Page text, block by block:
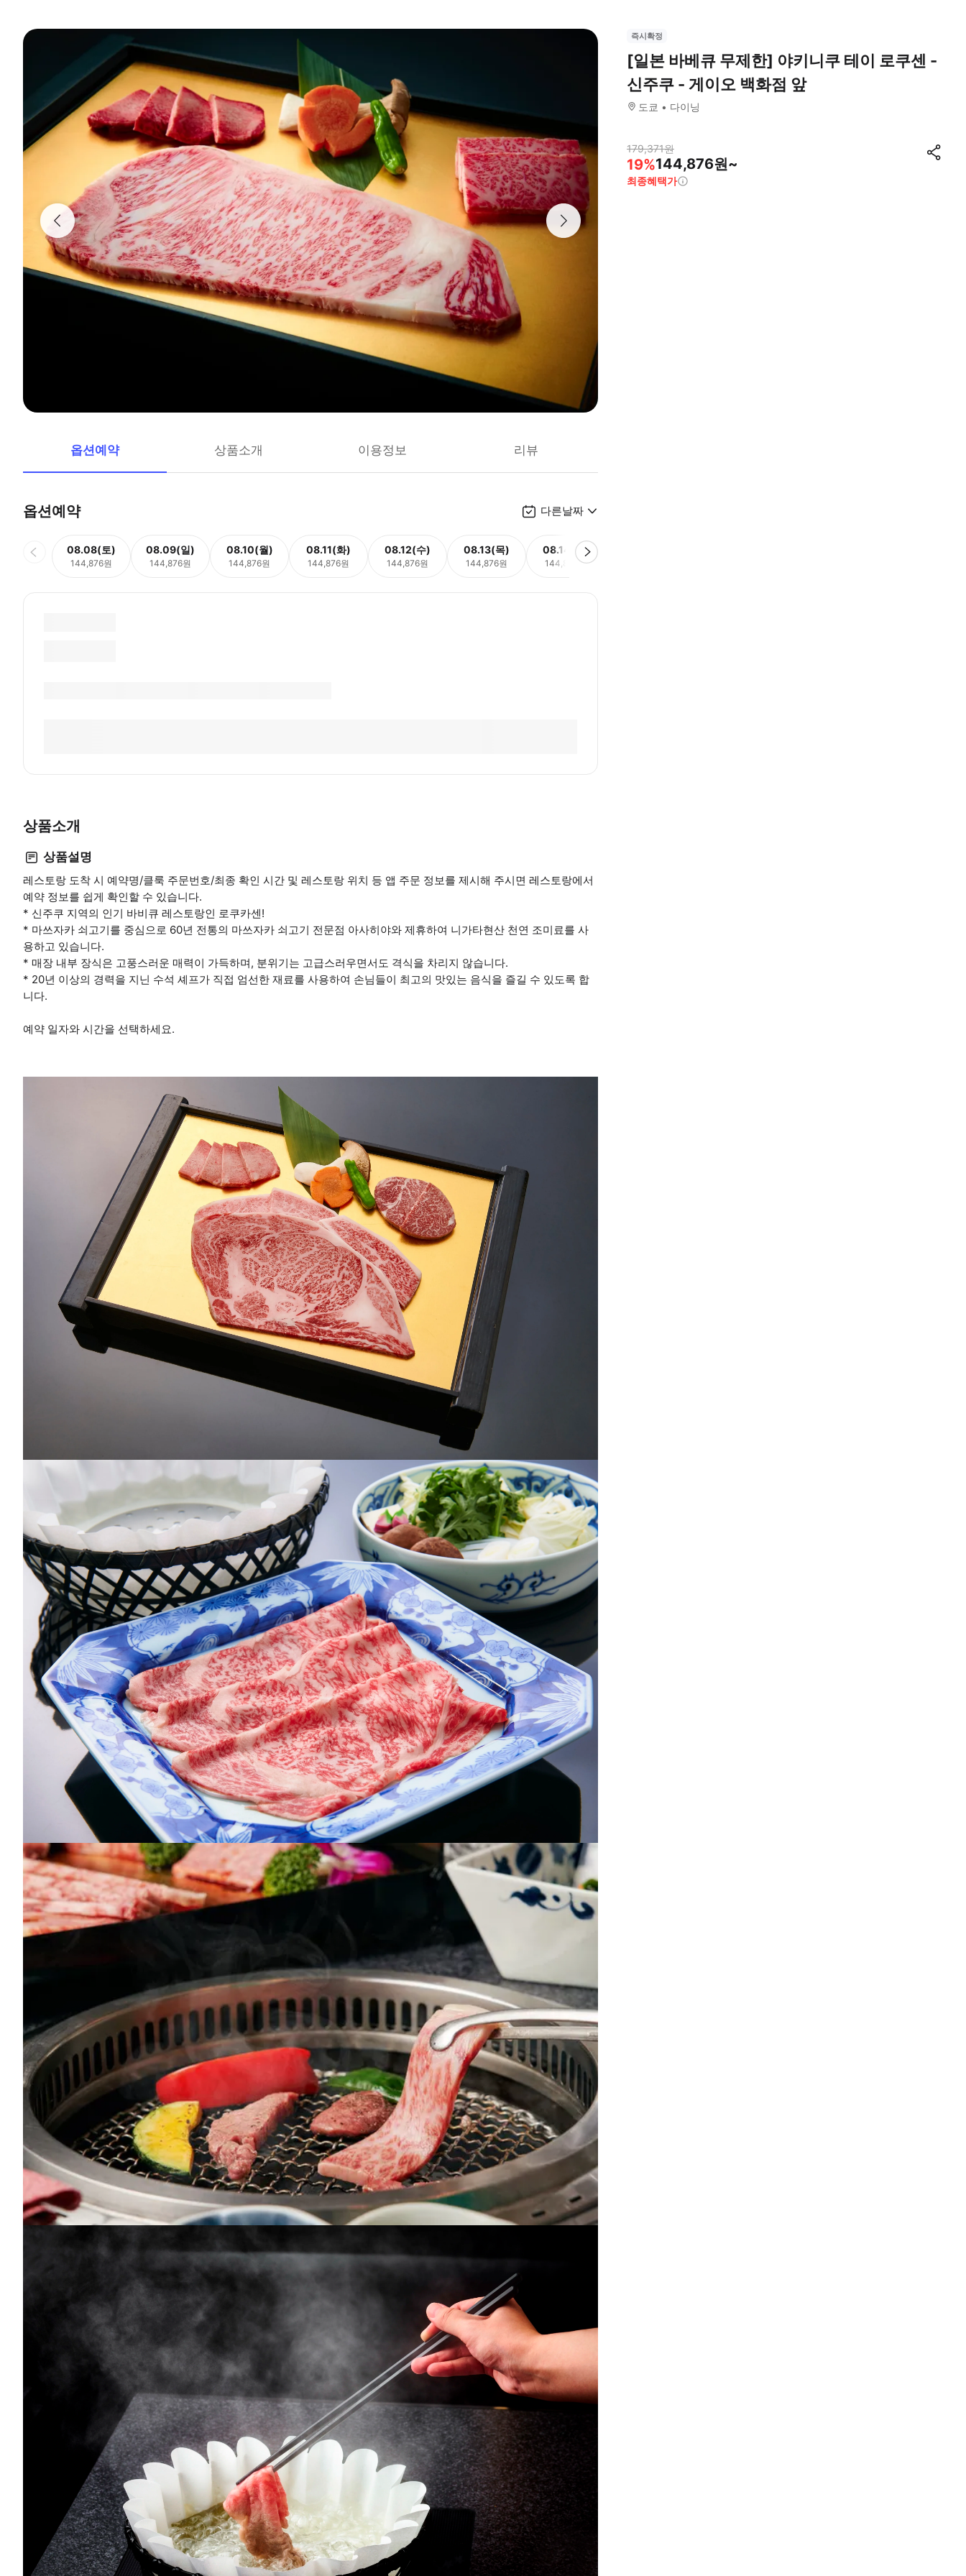
옵션예약 상품소개 이용정보 리뷰
옵션예약 다른날짜
08.08(토)
144,876원
08.09(일)
144,876원
08.10(월)
144,876원
08.11(화)
144,876원
08.12(수)
144,876원
08.13(목)
144,876원
08.14(금)
144,876원
상품소개
상품설명
레스토랑 도착 시 예약명/클룩 주문번호/최종 확인 시간 및 레스토랑 위치 등 앱 주문 정보를 제시해 주시면 레스토랑에서
예약 정보를 쉽게 확인할 수 있습니다.
* 신주쿠 지역의 인기 바비큐 레스토랑인 로쿠카센!
* 마쓰자카 쇠고기를 중심으로 60년 전통의 마쓰자카 쇠고기 전문점 아사히야와 제휴하여 니가타현산 천연 조미료를 사
용하고 있습니다.
* 매장 내부 장식은 고풍스러운 매력이 가득하며, 분위기는 고급스러우면서도 격식을 차리지 않습니다.
* 20년 이상의 경력을 지닌 수석 셰프가 직접 엄선한 재료를 사용하여 손님들이 최고의 맛있는 음식을 즐길 수 있도록 합
니다.
예약 일자와 시간을 선택하세요.
즉시확정
[일본 바베큐 무제한] 야키니쿠 테이 로쿠센 -
신주쿠 - 게이오 백화점 앞
도쿄 다이닝
179,371원
19%144,876원~
최종혜택가